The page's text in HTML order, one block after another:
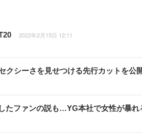
2022年2月15日 12:11
クシーさを見せつける先行カットを公
たファンの説も…YG本社で女性が暴れ